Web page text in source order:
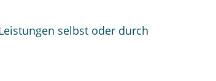
selbst oder durch